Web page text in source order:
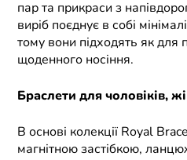
пар та прикраси з
виріб поєднує в собі
тому вони підходять як для
щоденного носіння.
Браслети для чоловіків,
В основі колекції Royal
магнітною застібкою,